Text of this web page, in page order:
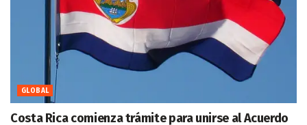
GLOBAL
Costa Rica comienza trámite para unirse al Acuerdo